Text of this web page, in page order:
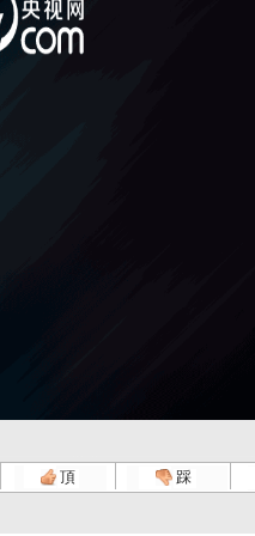
頂 踩